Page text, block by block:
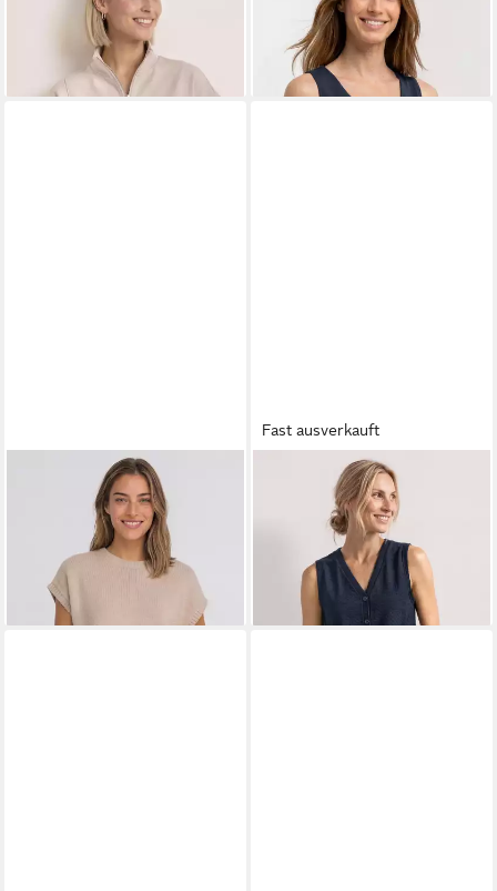
Jersey in Unifarbe
22,99 €
STREET ONEPullunder mit
Rundhalsausschnitt
Fast ausverkauft
STREET ONETanktop mit V-
Ausschnitt
UVP39,99 €